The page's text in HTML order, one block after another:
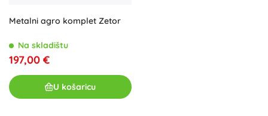
Metalni agro komplet Zetor
Na skladištu
197,00 €
U košaricu